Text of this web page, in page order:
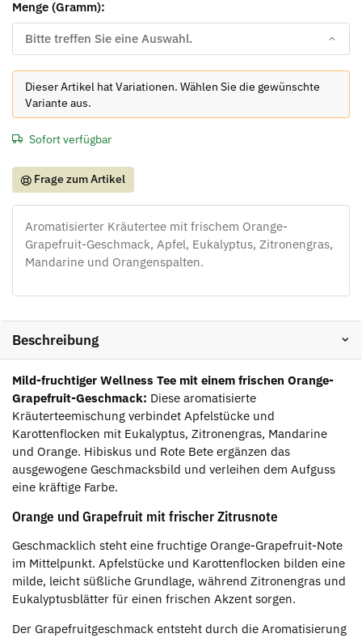
Menge (Gramm):
Bitte treffen Sie eine Auswahl.
x
Dieser Artikel hat Variationen. Wählen Sie die gewünschte
Variante aus.
Sofort verfügbar
Frage zum Artikel
Aromatisierter Kräutertee mit frischem Orange-
Grapefruit-Geschmack, Apfel, Eukalyptus, Zitronengras,
Mandarine und Orangenspalten.
Beschreibung
Mild-fruchtiger Wellness Tee mit einem frischen Orange-
Grapefruit-Geschmack: Diese aromatisierte
Kräuterteemischung verbindet Apfelstücke und
Karottenflocken mit Eukalyptus, Zitronengras, Mandarine
und Orange. Hibiskus und Rote Bete ergänzen das
ausgewogene Geschmacksbild und verleihen dem Aufguss
eine kräftige Farbe.
Orange und Grapefruit mit frischer Zitrusnote
Geschmacklich steht eine fruchtige Orange-Grapefruit-Note
im Mittelpunkt. Apfelstücke und Karottenflocken bilden eine
milde, leicht süßliche Grundlage, während Zitronengras und
Eukalyptusblätter für einen frischen Akzent sorgen.
Der Grapefruitgeschmack entsteht durch die Aromatisierung